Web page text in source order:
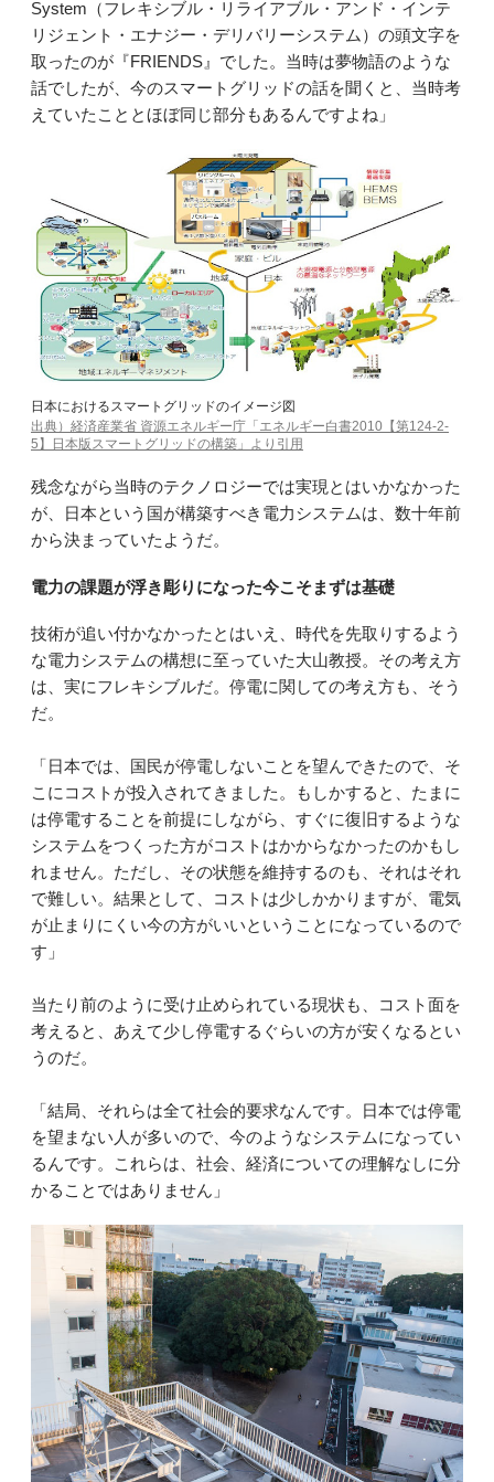
System（フレキシブル・リライアブル・アンド・インテ
リジェント・エナジー・デリバリーシステム）の頭文字を
取ったのが『FRIENDS』でした。当時は夢物語のような
話でしたが、今のスマートグリッドの話を聞くと、当時考
えていたこととほぼ同じ部分もあるんですよね」
日本におけるスマートグリッドのイメージ図
出典）経済産業省 資源エネルギー庁「エネルギー白書2010【第124-2-
5】日本版スマートグリッドの構築」より引用
残念ながら当時のテクノロジーでは実現とはいかなかった
が、日本という国が構築すべき電力システムは、数十年前
から決まっていたようだ。
電力の課題が浮き彫りになった今こそまずは基礎
技術が追い付かなかったとはいえ、時代を先取りするよう
な電力システムの構想に至っていた大山教授。その考え方
は、実にフレキシブルだ。停電に関しての考え方も、そう
だ。
「日本では、国民が停電しないことを望んできたので、そ
こにコストが投入されてきました。もしかすると、たまに
は停電することを前提にしながら、すぐに復旧するような
システムをつくった方がコストはかからなかったのかもし
れません。ただし、その状態を維持するのも、それはそれ
で難しい。結果として、コストは少しかかりますが、電気
が止まりにくい今の方がいいということになっているので
す」
当たり前のように受け止められている現状も、コスト面を
考えると、あえて少し停電するぐらいの方が安くなるとい
うのだ。
「結局、それらは全て社会的要求なんです。日本では停電
を望まない人が多いので、今のようなシステムになってい
るんです。これらは、社会、経済についての理解なしに分
かることではありません」